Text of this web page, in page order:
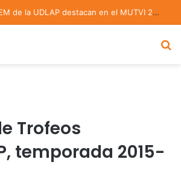
Estudiantes STEM de la UDLAP destacan en el MUTVI 2026
Trofeos
temporada 2015-